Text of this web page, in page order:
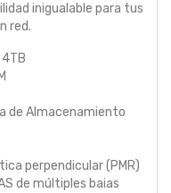
inigualable para tus
red.
de Almacenamiento
perpendicular (PMR)
de múltiples baias